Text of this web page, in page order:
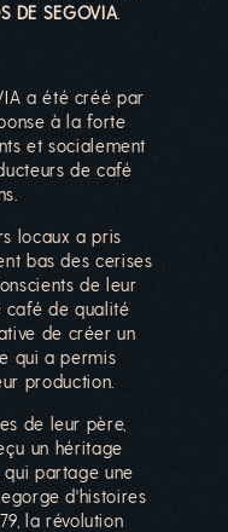
DE SEGOVIA
a été créé par
à la forte
et socialement
de café
locaux a pris
bas des cerises
de leur
café de qualité
de créer un
qui a permis
production.
de leur père,
un héritage
qui partage une
d'histoires
la révolution